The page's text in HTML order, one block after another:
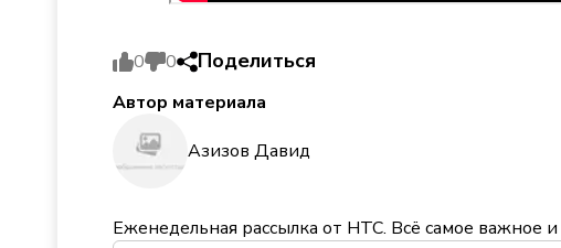
0 0 Поделиться
Автор материала
Азизов Давид
Еженедельная рассылка от НТС. Всё самое важное